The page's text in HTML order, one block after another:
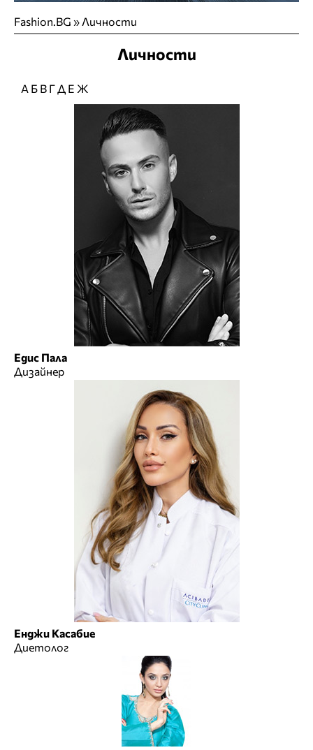
Fashion.BG » Личности
Личности
А Б В ГД Е Ж
Едис Пала
Дизайнер
Енджи Касабие
Диетолог